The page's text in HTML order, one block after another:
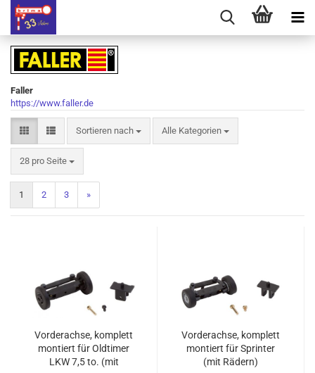
Faller
https://www.faller.de
Sortieren nach Alle Kategorien
28 pro Seite
1 2 3 »
Vorderachse, komplett
montiert für Oldtimer
LKW 7,5 to. (mit
Vorderachse, komplett
montiert für Sprinter
(mit Rädern)